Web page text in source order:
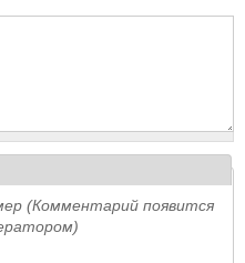
(Комментарий появится